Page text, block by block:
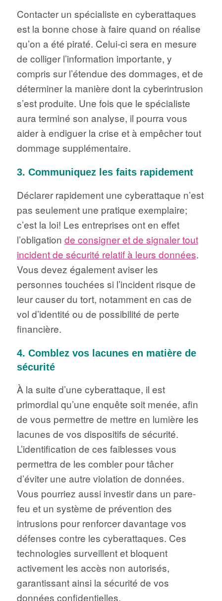
Contacter un spécialiste en cyberattaques
est la bonne chose à faire quand on réalise
qu’on a été piraté. Celui-ci sera en mesure
de colliger l’information importante, y
compris sur l’étendue des dommages, et de
déterminer la manière dont la cyberintrusion
s’est produite. Une fois que le spécialiste
aura terminé son analyse, il pourra vous
aider à endiguer la crise et à empêcher tout
dommage supplémentaire.
3. Communiquez les faits rapidement
Déclarer rapidement une cyberattaque n’est
pas seulement une pratique exemplaire;
c’est la loi! Les entreprises ont en effet
l’obligation de consigner et de signaler tout
incident de sécurité relatif à leurs données.
Vous devez également aviser les
personnes touchées si l’incident risque de
leur causer du tort, notamment en cas de
vol d’identité ou de possibilité de perte
financière.
4. Comblez vos lacunes en matière de
sécurité
À la suite d’une cyberattaque, il est
primordial qu’une enquête soit menée, afin
de vous permettre de mettre en lumière les
lacunes de vos dispositifs de sécurité.
L’identification de ces faiblesses vous
permettra de les combler pour tâcher
d’éviter une autre violation de données.
Vous pourriez aussi investir dans un pare-
feu et un système de prévention des
intrusions pour renforcer davantage vos
défenses contre les cyberattaques. Ces
technologies surveillent et bloquent
activement les accès non autorisés,
garantissant ainsi la sécurité de vos
données confidentielles.